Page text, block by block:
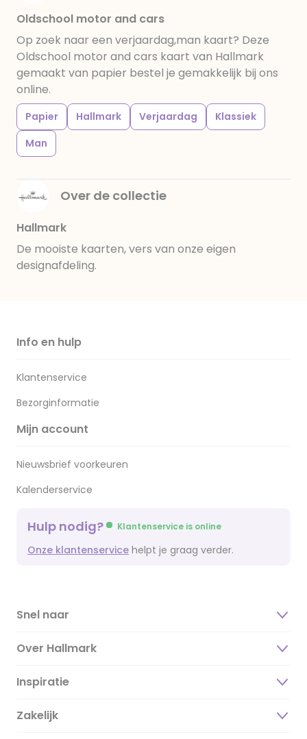
Oldschool motor and cars
Op zoek naar een verjaardag,man kaart? Deze
Oldschool motor and cars kaart van Hallmark
gemaakt van papier bestel je gemakkelijk bij ons
online.
Papier Hallmark Verjaardag
Klassiek
Man
Over de collectie
Hallmark
De mooiste kaarten, vers van onze eigen
designafdeling.
Info en hulp
Klantenservice
Bezorginformatie
Mijn account
Nieuwsbrief voorkeuren
Kalenderservice
Hulp nodig? Klantenservice is online
Onze klantenservice helpt je graag verder.
Snel naar
Over Hallmark
Over ons
Duurzaamheid
Inspiratie
Magazine
Zakelijk